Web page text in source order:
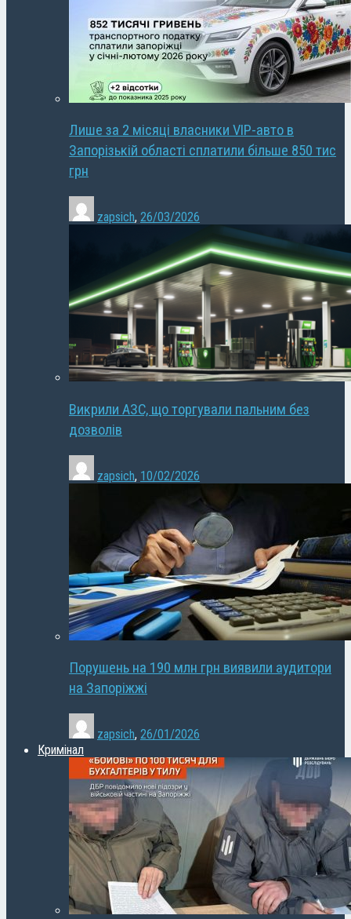
Лише за 2 місяці власники VIP-авто в
Запорізькій області сплатили більше 850 тис
грн
zapsich, 26/03/2026
Викрили АЗС, що торгували пальним без
дозволів
zapsich, 10/02/2026
Порушень на 190 млн грн виявили аудитори
на Запоріжжі
zapsich, 26/01/2026
Кримінал